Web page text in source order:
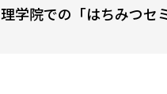
理学院での「はちみつセ